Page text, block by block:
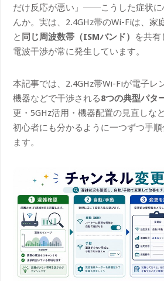
だけ反応が悪い」――こうした症状に
んか。実は、2.4GHz帯のWi-Fiは、家
と 同じ周波数帯（ISMバンド） を共
電波干渉が常に発生しています。
本記事では、2.4GHz帯Wi-Fiが電子
機器などで干渉される8つの典型パタ
更・5GHz活用・機器配置の見直しな
初心者にも分かるように一つずつ手
ます。